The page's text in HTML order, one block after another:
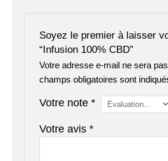
Soyez le premier à laisser
“Infusion 100% CBD”
Votre adresse e-mail ne sera
champs obligatoires sont
Votre note*
Votre avis*